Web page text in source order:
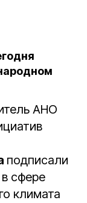
АНО
подписали
сфере
климата